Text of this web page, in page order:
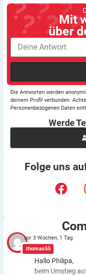
Mit
über
Die Antworten werden
deinem Profil verbunden.
Personenbezogenen Daten
Werde
Folge uns
thomas55
vor 3 Wochen, 1 Tag
Hallo Philipa,
beim Umstieg